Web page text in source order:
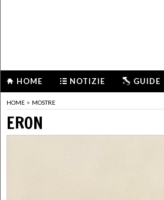
HOME NOTIZIE GUIDE
HOME > MOSTRE
ERON